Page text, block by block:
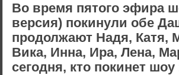
Во время пятого эфира
версия) покинули обе
продолжают Надя, Катя,
Вика, Инна, Ира, Лена,
сегодня, кто покинет